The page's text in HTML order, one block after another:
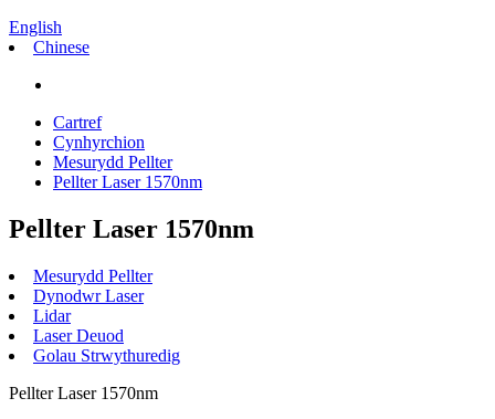
English
Chinese
Cartref
Cynhyrchion
Mesurydd Pellter
Pellter Laser 1570nm
Pellter Laser 1570nm
Mesurydd Pellter
Dynodwr Laser
Lidar
Laser Deuod
Golau Strwythuredig
Pellter Laser 1570nm